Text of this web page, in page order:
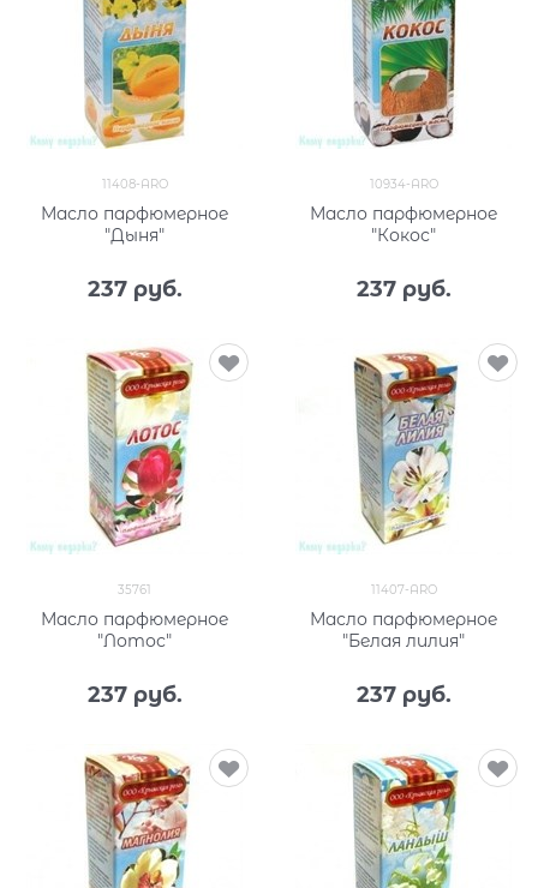
11408-ARO
Масло парфюмерное
"Дыня"
237 руб.
10934-ARO
Масло парфюмерное
"Кокос"
237 руб.
35761
Масло парфюмерное
"Лотос"
237 руб.
11407-ARO
Масло парфюмерное
"Белая лилия"
237 руб.